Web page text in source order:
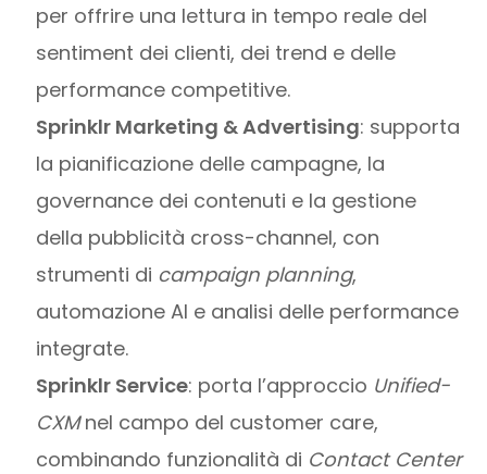
per offrire una lettura in tempo reale del
sentiment dei clienti, dei trend e delle
performance competitive.
Sprinklr Marketing & Advertising: supporta
la pianificazione delle campagne, la
governance dei contenuti e la gestione
della pubblicità cross-channel, con
strumenti di campaign planning,
automazione AI e analisi delle performance
integrate.
Sprinklr Service: porta l’approccio Unified-
CXMnel campo del customer care,
combinando funzionalità di Contact Center